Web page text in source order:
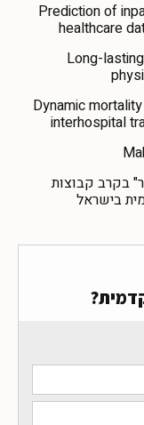
Prediction of
healthcare
Long-
Dynamic
interhospital
בקרב קבוצות
בישראל